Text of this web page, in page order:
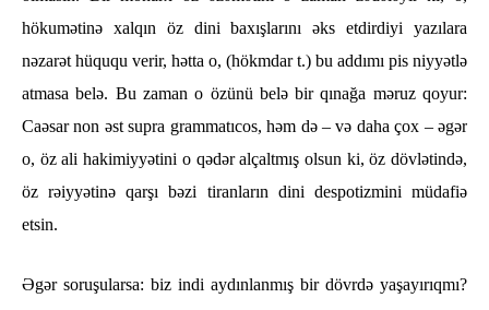
hökumətinə xalqın öz dini baxışlarını əks etdirdiyi yazılara
nəzarət hüququ verir, hətta o, (hökmdar t.) bu addımı pis niyyətlə
atmasa belə. Bu zaman o özünü belə bir qınağa məruz qoyur:
Caəsar non əst supra grammatıcos, həm də – və daha çox – əgər
o, öz ali hakimiyyətini o qədər alçaltmış olsun ki, öz dövlətində,
öz rəiyyətinə qarşı bəzi tiranların dini despotizmini müdafiə
etsin.
Əgər soruşularsa: biz indi aydınlanmış bir dövrdə yaşayırıqmı?